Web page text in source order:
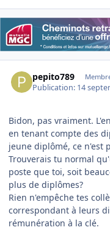
pepito789
Publication: 14
Bidon, pas vraiment.
en tenant compte des
jeune diplômé, ce n'est
Trouverais tu normal
poste que toi, soit
plus de diplômes?
Rien n'empêche tes
correspondant à leurs
rémunération à la clé.